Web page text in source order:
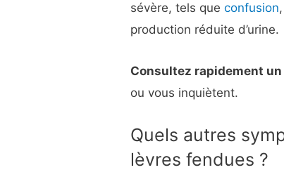
sévère, tels queconfusion
production réduite d’urine.
Consultez rapidement
ou vous inquiètent.
Quels autres
lèvres fendues ?